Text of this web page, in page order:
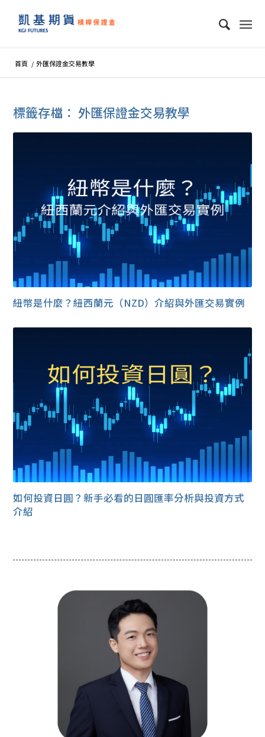
首頁 / 外匯保證金交易教學
標籤存檔：外匯保證金交易教學
紐幣是什麼？紐西蘭元（NZD）介紹與外匯交易實例
如何投資日圓？新手必看的日圓匯率分析與投資方式
介紹